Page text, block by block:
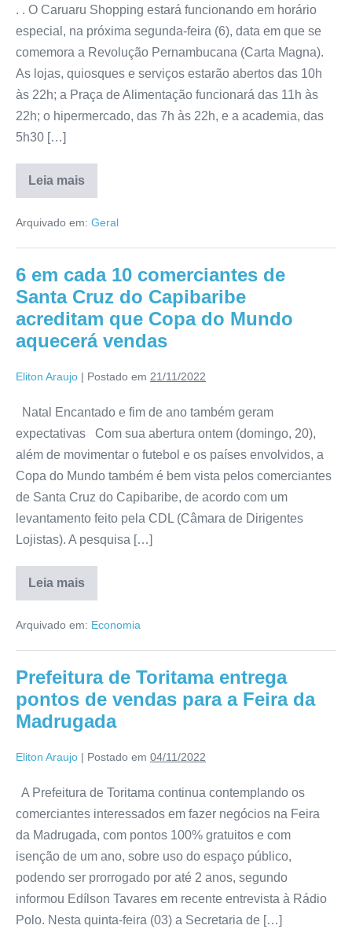
. . O Caruaru Shopping estará funcionando em horário
especial, na próxima segunda-feira (6), data em que se
comemora a Revolução Pernambucana (Carta Magna).
As lojas, quiosques e serviços estarão abertos das 10h
às 22h; a Praça de Alimentação funcionará das 11h às
22h; o hipermercado, das 7h às 22h, e a academia, das
5h30 […]
Leia mais
Arquivado em: Geral
6 em cada 10 comerciantes de
Santa Cruz do Capibaribe
acreditam que Copa do Mundo
aquecerá vendas
Eliton Araujo | Postado em 21/11/2022
Natal Encantado e fim de ano também geram
expectativas Com sua abertura ontem (domingo, 20),
além de movimentar o futebol e os países envolvidos, a
Copa do Mundo também é bem vista pelos comerciantes
de Santa Cruz do Capibaribe, de acordo com um
levantamento feito pela CDL (Câmara de Dirigentes
Lojistas). A pesquisa […]
Leia mais
Arquivado em: Economia
Prefeitura de Toritama entrega
pontos de vendas para a Feira da
Madrugada
Eliton Araujo | Postado em 04/11/2022
A Prefeitura de Toritama continua contemplando os
comerciantes interessados em fazer negócios na Feira
da Madrugada, com pontos 100% gratuitos e com
isenção de um ano, sobre uso do espaço público,
podendo ser prorrogado por até 2 anos, segundo
informou Edílson Tavares em recente entrevista à Rádio
Polo. Nesta quinta-feira (03) a Secretaria de […]